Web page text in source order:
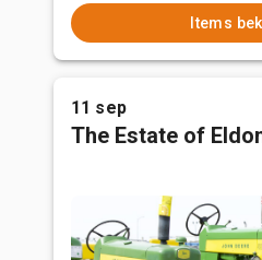
Items
11 sep
The Estate of